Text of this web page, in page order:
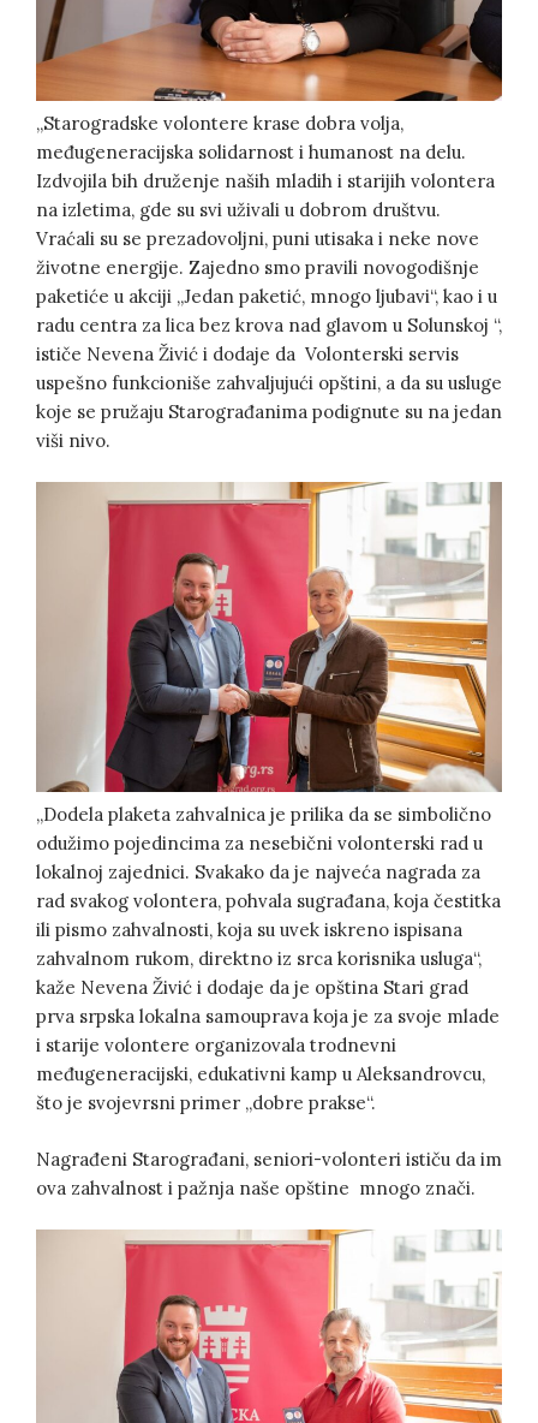
„Starogradske volontere krase dobra volja,
međugeneracijska solidarnost i humanost na delu.
Izdvojila bih druženje naših mladih i starijih volontera
na izletima, gde su svi uživali u dobrom društvu.
Vraćali su se prezadovoljni, puni utisaka i neke nove
životne energije. Zajedno smo pravili novogodišnje
paketiće u akciji „Jedan paketić, mnogo ljubavi“, kao i u
radu centra za lica bez krova nad glavom u Solunskoj “,
ističe Nevena Živić i dodaje da Volonterski servis
uspešno funkcioniše zahvaljujući opštini, a da su usluge
koje se pružaju Starograđanima podignute su na jedan
viši nivo.
„Dodela plaketa zahvalnica je prilika da se simbolično
odužimo pojedincima za nesebični volonterski rad u
lokalnoj zajednici. Svakako da je najveća nagrada za
rad svakog volontera, pohvala sugrađana, koja čestitka
ili pismo zahvalnosti, koja su uvek iskreno ispisana
zahvalnom rukom, direktno iz srca korisnika usluga“,
kaže Nevena Živić i dodaje da je opština Stari grad
prva srpska lokalna samouprava koja je za svoje mlade
i starije volontere organizovala trodnevni
međugeneracijski, edukativni kamp u Aleksandrovcu,
što je svojevrsni primer „dobre prakse“.
Nagrađeni Starograđani, seniori-volonteri ističu da im
ova zahvalnost i pažnja naše opštine mnogo znači.